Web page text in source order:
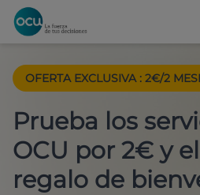
OFERTA EXCLUSIVA : 2€/2
Prueba los
OCU por 2€ y
regalo de